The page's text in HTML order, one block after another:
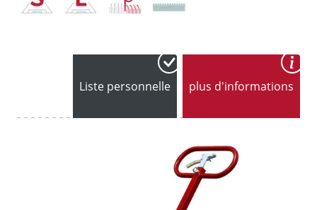
Liste personnelle plus d'informations